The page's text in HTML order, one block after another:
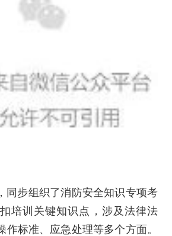
同步组织了消防安全知识专项考
培训关键知识点，涉及法律法
作标准、应急处理等多个方面。